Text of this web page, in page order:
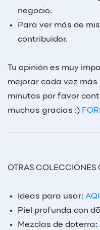
negocio.
Para ver más de
contribuidor.
Tu opinión es muy
mejorar cada vez más
minutos por favor
muchas gracias :)
OTRAS COLECCIONES
Ideas para usar:
Piel profunda con
Mezclas de doterra: